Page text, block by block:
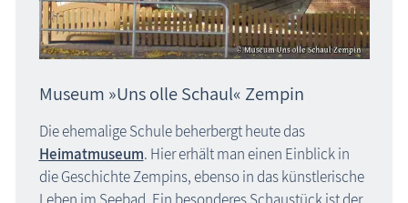
Museum »Uns olle Schaul« Zempin
Die ehemalige Schule beherbergt heute das
Heimatmuseum. Hier erhält man einen Einblick in
die Geschichte Zempins, ebenso in das künstlerische